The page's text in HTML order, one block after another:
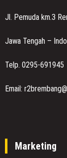
Jl. Pemuda km.3
Jawa Tengah –
Telp. 0295-691945
Email:
Marketing